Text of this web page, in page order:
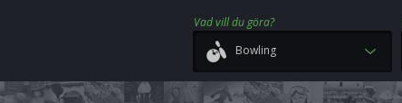
Vad vill du göra?
Bowling